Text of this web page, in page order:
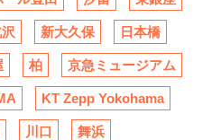
新大久保 日本橋
柏 京急ミュージアム
KT Zepp Yokohama
川口 舞浜